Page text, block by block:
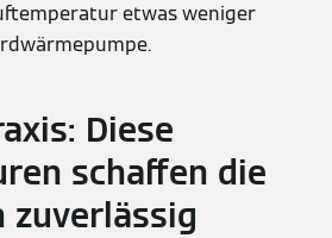
etwas weniger
Diese
schaffen die
zuverlässig